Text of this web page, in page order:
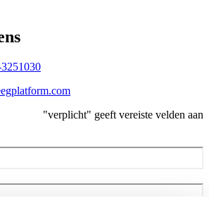
"verplicht" geeft vereiste velden aan